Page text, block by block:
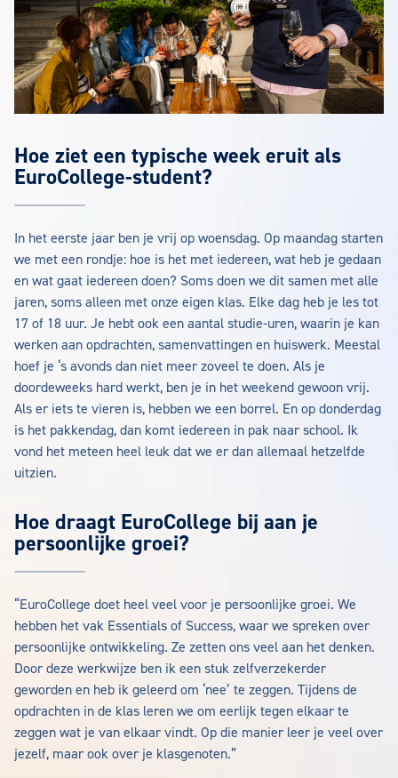
Hoe ziet een typische week eruit als
EuroCollege-student?
In het eerste jaar ben je vrij op woensdag. Op maandag starten
we met een rondje: hoe is het met iedereen, wat heb je gedaan
en wat gaat iedereen doen? Soms doen we dit samen met alle
jaren, soms alleen met onze eigen klas. Elke dag heb je les tot
17 of 18 uur. Je hebt ook een aantal studie-uren, waarin je kan
werken aan opdrachten, samenvattingen en huiswerk. Meestal
hoef je ‘s avonds dan niet meer zoveel te doen. Als je
doordeweeks hard werkt, ben je in het weekend gewoon vrij.
Als er iets te vieren is, hebben we een borrel. En op donderdag
is het pakkendag, dan komt iedereen in pak naar school. Ik
vond het meteen heel leuk dat we er dan allemaal hetzelfde
uitzien.
Hoe draagt EuroCollege bij aan je
persoonlijke groei?
“EuroCollege doet heel veel voor je persoonlijke groei. We
hebben het vak Essentials of Success, waar we spreken over
persoonlijke ontwikkeling. Ze zetten ons veel aan het denken.
Door deze werkwijze ben ik een stuk zelfverzekerder
geworden en heb ik geleerd om ‘nee’ te zeggen. Tijdens de
opdrachten in de klas leren we om eerlijk tegen elkaar te
zeggen wat je van elkaar vindt. Op die manier leer je veel over
jezelf, maar ook over je klasgenoten.”